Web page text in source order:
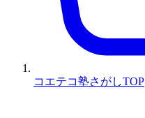
コエテコ塾さがしTOP